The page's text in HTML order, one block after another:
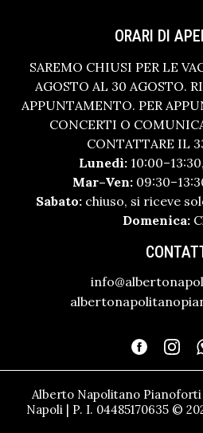
ORARI DI
SAREMO CHIUSI PER LE
AGOSTO AL 30 AGOSTO.
APPUNTAMENTO. PER
CONCERTI O
CONTATTARE IL
Lunedì:
Mar–Ven:
Sabato: chiuso, si riceve
Domenica:
Alberto Napolitano Pianoforti
Napoli | P. I. 04485170635 ©